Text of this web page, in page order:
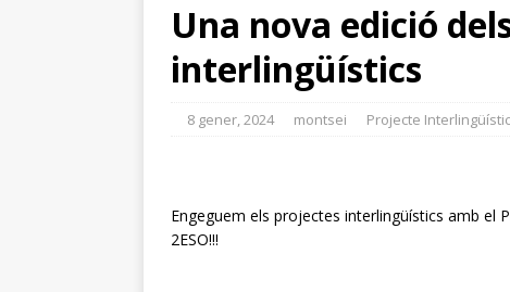
Una nova edició
interlingüístics
8 gener, 2024 montsei Projecte Interlingüístic
Engeguem els projectes interlingüístics amb el
2ESO!!!